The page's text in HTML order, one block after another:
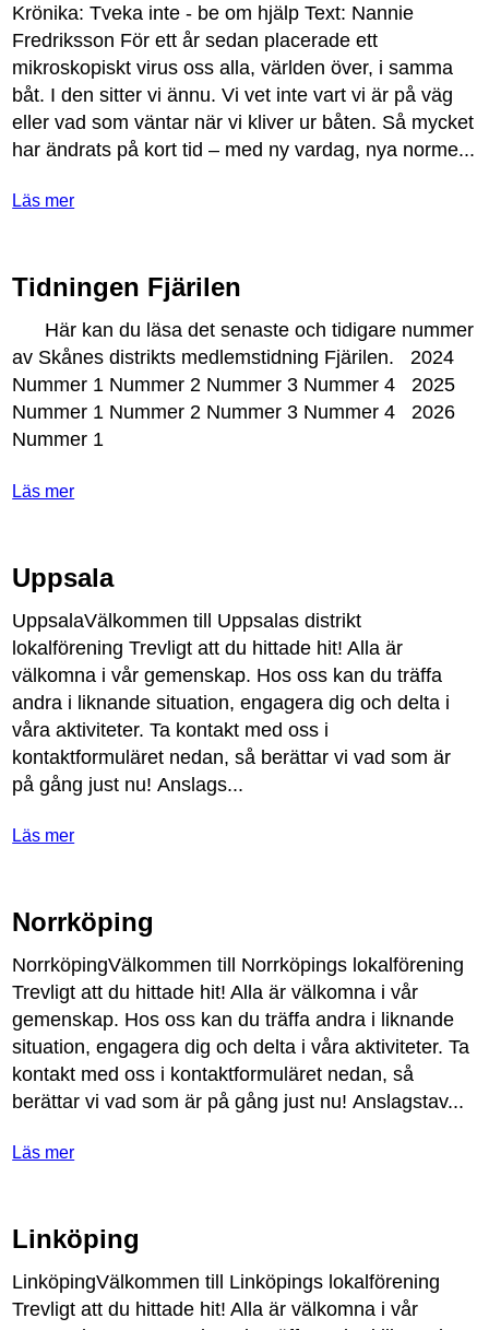
Krönika:Tveka inte - be om hjä lp Text: Nannie
Fredriksson För ett år sedan placerade ett
mikroskopiskt virus oss alla,världen över, i samma
båt. I den sitter vi ännu.Vi vet inte vart vi är påväg
eller vad som väntar när vi kliver ur båten. Så mycket
har ändrats på kort tid – med ny vardag, nya norme...
Läs mer
Tidningen Fjärilen
Här kan du läsa det senaste och tidigare nummer
av Skånes distrikts medlemstidning Fjärilen.2024
Nummer 1 Nummer 2 Nummer 3 Nummer 4
2025
Nummer 1 Nummer 2 Nummer 3 Nummer 4
2026
Nummer 1
Läs mer
Uppsala
UppsalaVälkommen till Uppsalas distrikt
lokalförening Trevligt att du hittade hit!Alla är
välkomna i vår gemenskap. Hos oss kan du träffa
andra i liknande situation,engagera dig och delta i
våra aktiviteter.Ta kontakt med oss i
kontaktformuläret nedan,så berättar vi vad som är
pågång just nu!Anslags...
Läs mer
Norrköping
NorrköpingVälkommen till Norrköpings lokalförening
Trevligt att du hittade hit!Alla är välkomna i vår
gemenskap. Hos oss kan du träffa andra i liknande
situation,engagera dig och delta i våra aktiviteter.Ta
kontakt med oss i kontaktformuläret nedan,så
berättar vi vad som är pågång just nu!Anslagstav...
Läs mer
Linköping
LinköpingVälkommen till Linköpings lokalförening
Trevligt att du hittade hit!Alla är välkomna i vår